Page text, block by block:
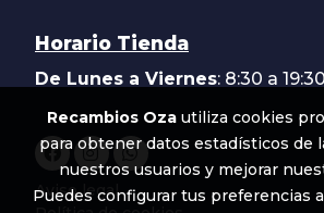
Horario Tienda
De Lunes a Viernes: 8:30 a
Aviso legal
Recambios Oza utiliza cookies
para obtener datos estadísticos de
nuestros usuarios y mejorar
Puedes configurar tus preferencias